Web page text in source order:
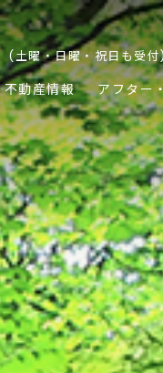
(土曜・日曜・祝日も受
不動産情報 アフター